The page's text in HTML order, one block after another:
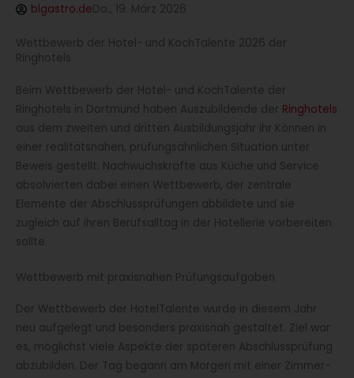
blgastro.deDo., 19. März 2026
Wettbewerb der Hotel- und KochTalente 2026 der
Ringhotels
Beim Wettbewerb der Hotel- und KochTalente der
Ringhotels in Dortmund haben Auszubildende der Ringhotels
aus dem zweiten und dritten Ausbildungsjahr ihr Können in
einer realitätsnahen, prüfungsähnlichen Situation unter
Beweis gestellt. Nachwuchskräfte aus Küche und Service
absolvierten dabei einen Wettbewerb, der zentrale
Elemente der Abschlussprüfungen abbildete und sie
zugleich auf ihren Berufsalltag in der Hotellerie vorbereiten
sollte.
Wettbewerb mit praxisnahen Prüfungsaufgaben
Der Wettbewerb der HotelTalente wurde in diesem Jahr
neu aufgelegt und besonders praxisnah gestaltet. Ziel war
es, möglichst viele Aspekte der späteren Abschlussprüfung
abzubilden. Der Tag begann am Morgen mit einer Zimmer-